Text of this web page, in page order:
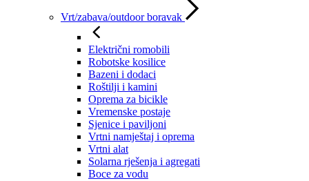
Vrt/zabava/outdoor boravak
Električni romobili
Robotske kosilice
Bazeni i dodaci
Roštilji i kamini
Oprema za bicikle
Vremenske postaje
Sjenice i paviljoni
Vrtni namještaj i oprema
Vrtni alat
Solarna rješenja i agregati
Boce za vodu